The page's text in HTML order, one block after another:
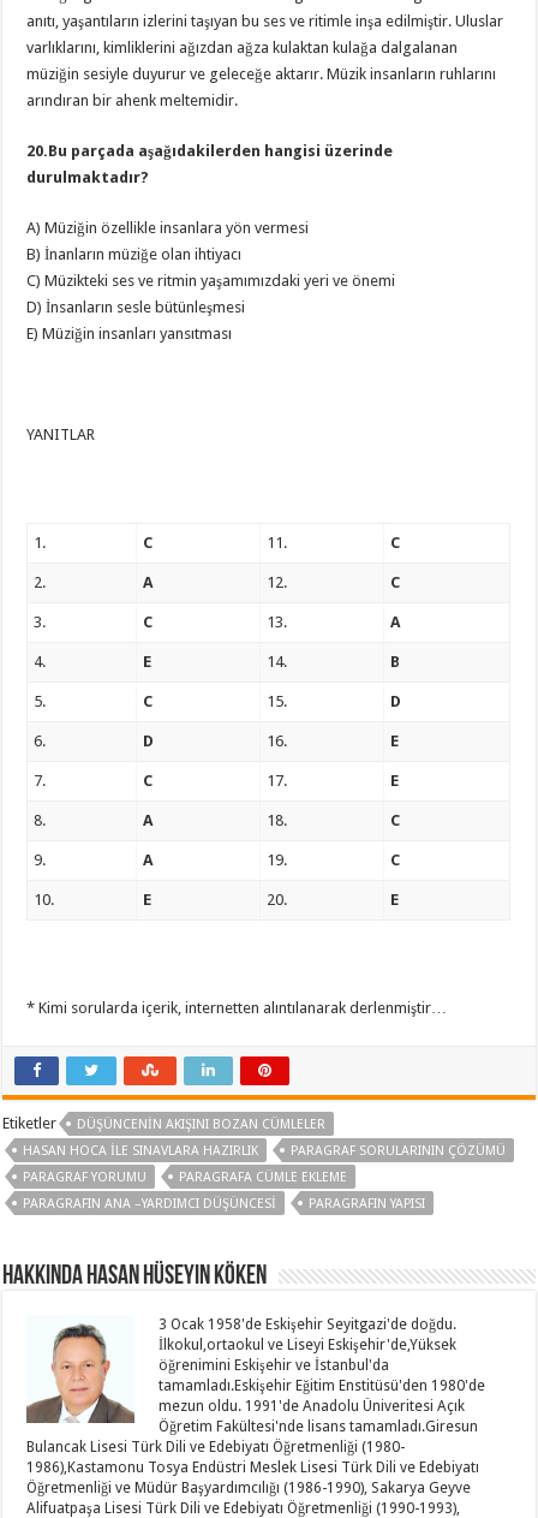
anıtı, yaşantıların izlerini taşıyan bu ses ve ritimle inşa edilmiştir. Uluslar
varlıklarını, kimliklerini ağızdan ağza kulaktan kulağa dalgalanan
müziğin sesiyle duyurur ve geleceğe aktarır. Müzik insanların ruhlarını
arındıran bir ahenk meltemidir.
20.Bu parçada aşağıdakilerden hangisi üzerinde
durulmaktadır?
A) Müziğin özellikle insanlara yön vermesi
B) İnanların müziğe olan ihtiyacı
C) Müzikteki ses ve ritmin yaşamımızdaki yeri ve önemi
D) İnsanların sesle bütünleşmesi
E) Müziğin insanları yansıtması
YANITLAR
1. C 11. C
2. A 12. C
3. C 13. A
4. E 14. B
5. C 15. D
6. D 16. E
7. C 17. E
8. A 18. C
9. A 19. C
10. E 20. E
* Kimi sorularda içerik, internetten alıntılanarak derlenmiştir…
Etiketler
DÜŞÜNCENIN AKIŞINI BOZAN CÜMLELER
HASAN HOCA ILE SINAVLARA HAZIRLIK
PARAGRAF SORULARININ ÇÖZÜMÜ
PARAGRAF YORUMU
PARAGRAFA CÜMLE EKLEME
PARAGRAFIN ANA –YARDIMCI DÜŞÜNCESI
PARAGRAFIN YAPISI
Hakkında Hasan Hüseyin KÖKEN
3 Ocak 1958'de Eskişehir Seyitgazi'de doğdu.
İlkokul,ortaokul ve Liseyi Eskişehir'de,Yüksek
öğrenimini Eskişehir ve İstanbul'da
tamamladı.Eskişehir Eğitim Enstitüsü'den 1980'de
mezun oldu. 1991'de Anadolu Üniveritesi Açık
Öğretim Fakültesi'nde lisans tamamladı.Giresun
Bulancak Lisesi Türk Dili ve Edebiyatı Öğretmenliği (1980-
1986),Kastamonu Tosya Endüstri Meslek Lisesi Türk Dili ve Edebiyatı
Öğretmenliği ve Müdür Başyardımcılığı (1986-1990), Sakarya Geyve
Alifuatpaşa Lisesi Türk Dili ve Edebiyatı Öğretmenliği (1990-1993),